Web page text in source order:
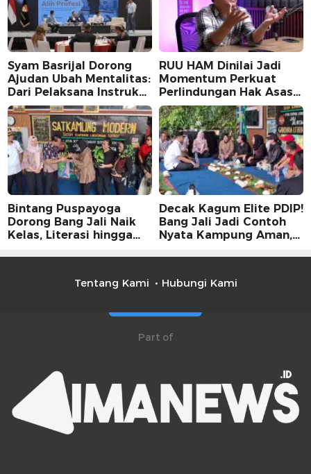
Syam Basrijal Dorong
Ajudan Ubah Mentalitas:
Dari Pelaksana Instruksi
Jadi Pencipta Nilai
RUU HAM Dinilai Jadi
Momentum Perkuat
Perlindungan Hak Asasi
Manusia, Partisipasi
Publik Perlu
Dimaksimalkan
Bintang Puspayoga
Dorong Bang Jali Naik
Kelas, Literasi hingga
Fokus
Decak Kagum Elite PDIP!
Bang Jali Jadi Contoh
Nyata Kampung Aman,
Tentang Kami Hubungi Kami
Part of